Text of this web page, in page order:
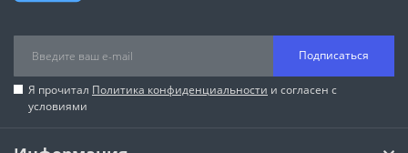
Подписаться
Я прочитал Политика конфиденциальности и согласен с
условиями